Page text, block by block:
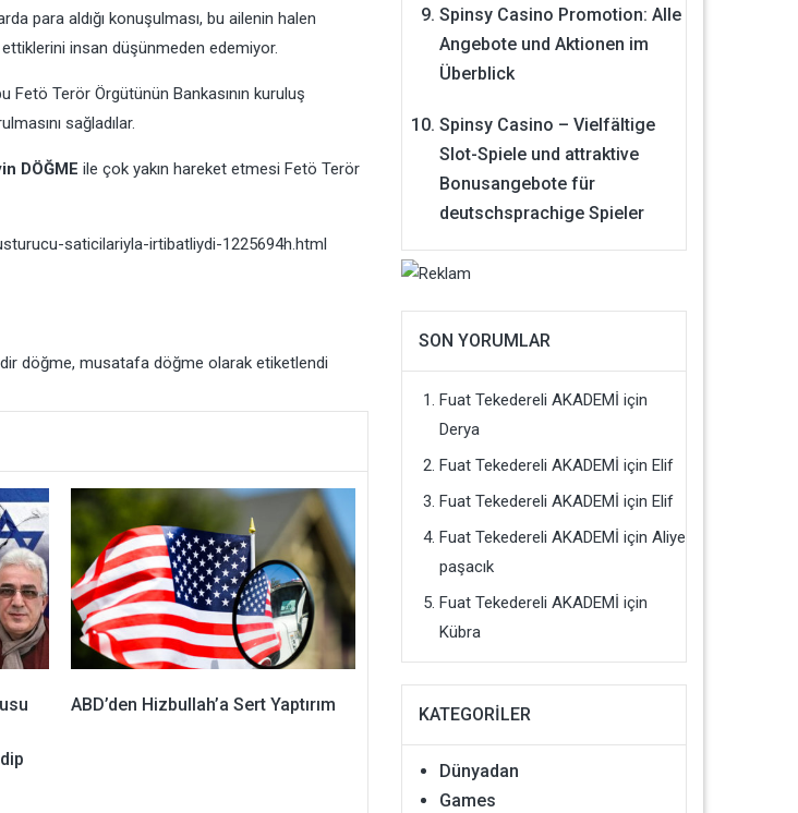
para aldığı konuşulması, bu ailenin halen
ettiklerini insan düşünmeden edemiyor.
Fetö Terör Örgütünün Bankasının kuruluş
sağladılar.
DÖĞME ile çok yakın hareket etmesi Fetö Terör
saticilariyla-irtibatliydi-1225694h.html
döğme, musatafa döğme olarak etiketlendi
ABD’den Hizbullah’a Sert Yaptırım
Spinsy Casino Promotion: Alle
Angebote und Aktionen im
Überblick
Spinsy Casino – Vielfältige
Slot-Spiele und attraktive
Bonusangebote für
deutschsprachige Spieler
SON YORUMLAR
Fuat Tekedereli AKADEMİ için
Derya
Fuat Tekedereli AKADEMİ için Elif
Fuat Tekedereli AKADEMİ için Elif
Fuat Tekedereli AKADEMİ için Aliye
paşacık
Fuat Tekedereli AKADEMİ için
Kübra
KATEGORILER
Dünyadan
Games